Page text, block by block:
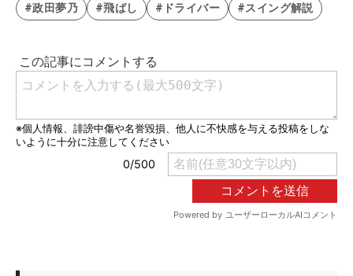
#政田夢乃 #飛ばし #ドライバー #スイング解説